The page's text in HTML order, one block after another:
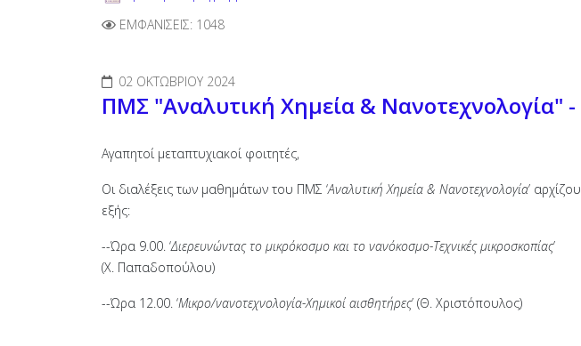
ΕΜΦΑΝΊΣΕΙΣ: 1048
02 ΟΚΤΩΒΡΊΟΥ 2024
ΠΜΣ "Αναλυτική Χημεία & Νανοτεχνολογία"
Αγαπητοί μεταπτυχιακοί φοιτητές,
Οι διαλέξεις των μαθημάτων του ΠΜΣ ‘Αναλυτική Χημεία & Νανοτεχνολογία’
εξής:
--Ώρα 9.00. ‘Διερευνώντας το μικρόκοσμο και το νανόκοσμο-Τεχνικές μικροσκοπίας’
(Χ. Παπαδοπούλου)
--Ώρα 12.00. ‘Μικρο/νανοτεχνολογία-Χημικοί αισθητήρες’ (Θ. Χριστόπουλος)